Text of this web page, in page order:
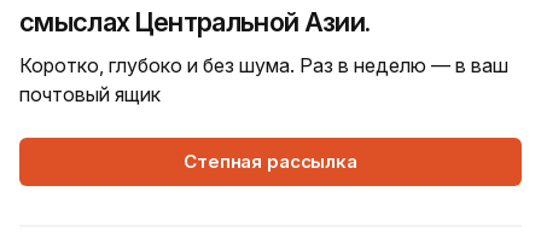
смыслах Центральной Азии.
Коротко, глубоко и без шума. Раз в неделю — в ваш
почтовый ящик
Степная рассылка